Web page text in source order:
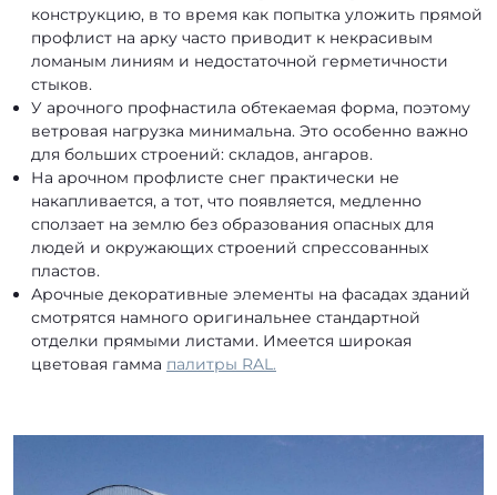
конструкцию, в то время как попытка уложить прямой
профлист на арку часто приводит к некрасивым
ломаным линиям и недостаточной герметичности
стыков.
У арочного профнастила обтекаемая форма, поэтому
ветровая нагрузка минимальна. Это особенно важно
для больших строений: складов, ангаров.
На арочном профлисте снег практически не
накапливается, а тот, что появляется, медленно
сползает на землю без образования опасных для
людей и окружающих строений спрессованных
пластов.
Арочные декоративные элементы на фасадах зданий
смотрятся намного оригинальнее стандартной
отделки прямыми листами. Имеется широкая
цветовая гамма палитры RAL.